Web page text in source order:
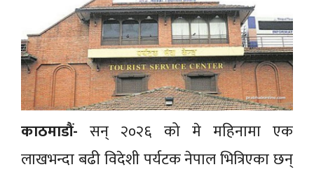
काठमाडौं-सन् २०२६ को मे महिनामा एक
लाखभन्दा बढी विदेशी पर्यटक नेपाल भित्रिएका छन्